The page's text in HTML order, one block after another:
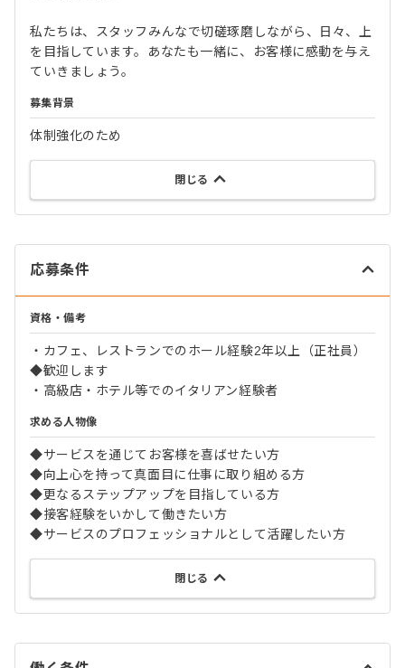
私たちは、スタッフみんなで切磋琢磨しながら、日々、上
を目指しています。あなたも一緒に、お客様に感動を与え
ていきましょう。
募集背景
体制強化のため
閉じる
応募条件
資格・備考
・カフェ、レストランでのホール経験2年以上（正社員）
◆歓迎します
・高級店・ホテル等でのイタリアン経験者
求める人物像
◆サービスを通じてお客様を喜ばせたい方
◆向上心を持って真面目に仕事に取り組める方
◆更なるステップアップを目指している方
◆接客経験をいかして働きたい方
◆サービスのプロフェッショナルとして活躍したい方
閉じる